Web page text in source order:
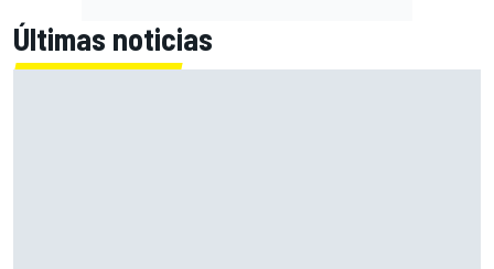
Últimas noticias